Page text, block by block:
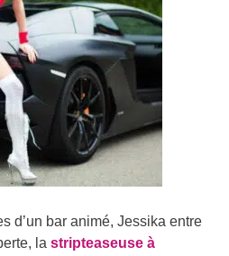
d’un bar animé, Jessika entre
lastripteaseuse à